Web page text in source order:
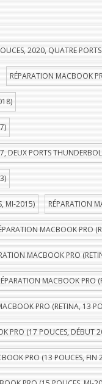
2020, QUATRE
RÉPARATION MACBOOK
DEUX PORTS
MI-2015) RÉPARATION
MACBOOK PRO
MACBOOK PRO
MACBOOK PRO
PRO (RETINA, 13
PRO (17 POUCES, DÉBUT
PRO (13 POUCES, FIN